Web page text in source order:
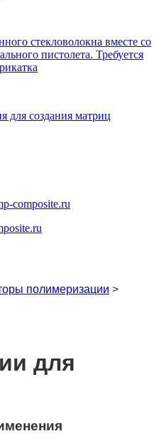
стекловолокна вместе со
пистолета. Требуется
для создания матриц
composite.ru
полимеризации >
для